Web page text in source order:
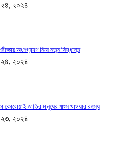
২৪, ২০২৪
অংশগ্রহণ নিয়ে নতুন সিদ্ধান্ত
২৪, ২০২৪
কোরোয়াই জাতির মানুষের মাংস খাওয়ার রহস্য
২৩, ২০২৪